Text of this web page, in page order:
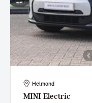
Helmond
MINI Electric